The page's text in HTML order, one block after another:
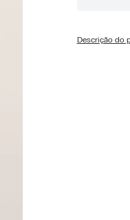
Descrição do